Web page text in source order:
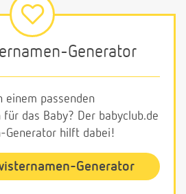
Generator
einem passenden
das Baby? Der babyclub.de
Generator hilft dabei!
Generator